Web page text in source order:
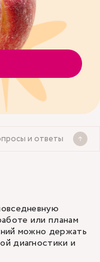
и ответы
или планам
можно держать
диагностики и